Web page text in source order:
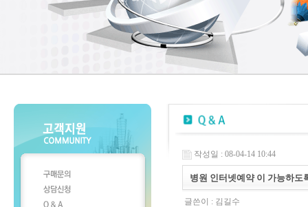
작성일 : 08-04-14 10:44
병원 인터넷예약 이 가능하도
글쓴이 : 김길수